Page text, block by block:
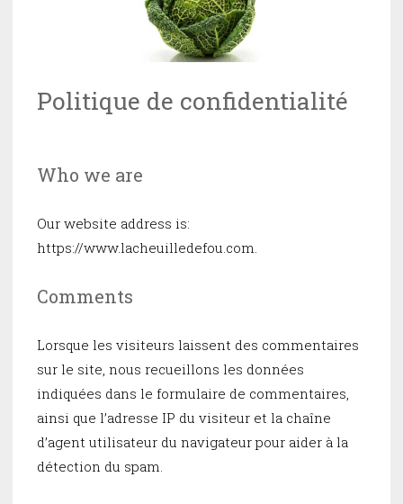
Politique de confidentialité
Who we are
Our website address is:
https://www.lacheuilledefou.com.
Comments
Lorsque les visiteurs laissent des commentaires
sur le site, nous recueillons les données
indiquées dans le formulaire de commentaires,
ainsi que l’adresse IP du visiteur et la chaîne
d’agent utilisateur du navigateur pour aider à la
détection du spam.